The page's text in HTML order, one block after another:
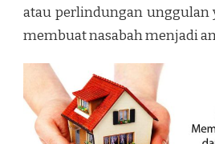
atau perlindungan unggulan
membuat nasabah menjadi